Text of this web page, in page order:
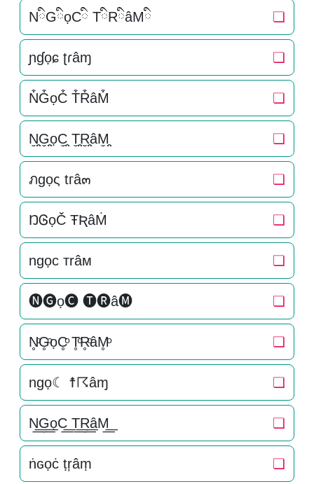
NིGིọCི TིRིâMི ❏
ɲɠọɕ ʈɾâɱ ❏
N͒G͒ọC͒ T͒R͒âM͒ ❏
N̬̤̯G̬̤̯ọC̬̤̯ T̬̤̯R̬̤̯âM̬̤̯ ❏
ภgọς tгâ๓ ❏
ŊᎶọČ ŦƦâṀ ❏
ngọc тrâм ❏
🅝🅖ọ🅒 🅣🅡â🅜 ❏
N̥ͦG̥ͦọC̥ͦ T̥ͦR̥ͦâM̥ͦ ❏
ngọ☾ ☨☈âɱ ❏
N͟͟G͟͟ọC͟͟ T͟͟R͟͟âM͟͟ ❏
ṅɢọċ ṭŗâṃ ❏